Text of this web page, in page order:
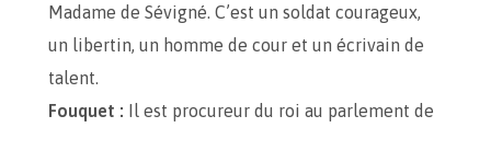
Madame de Sévigné. C’est un soldat courageux,
un libertin, un homme de cour et un écrivain de
talent.
Fouquet : Il est procureur du roi au parlement de